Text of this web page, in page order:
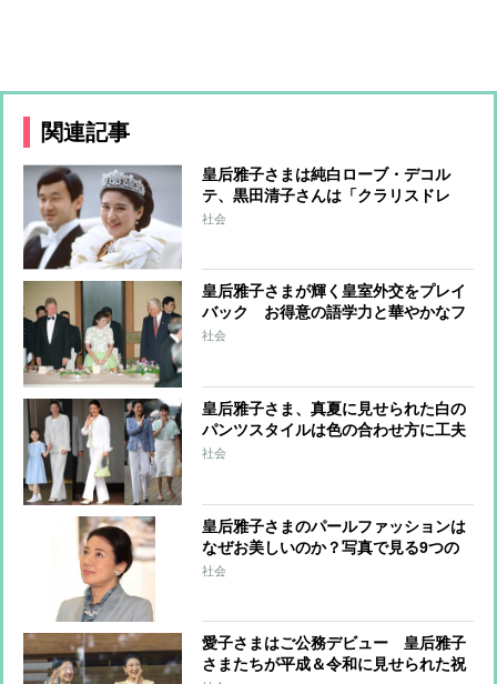
関連記事
皇后雅子さまは純白ローブ・デコル
テ、黒田清子さんは「クラリスドレ
ス」と話題に 女性皇族の華麗な
社会
皇后雅子さまが輝く皇室外交をプレイ
バック お得意の語学力と華やかなフ
ァッションに注目
社会
皇后雅子さま、真夏に見せられた白の
パンツスタイルは色の合わせ方に工夫
あり
社会
皇后雅子さまのパールファッションは
なぜお美しいのか？写真で見る9つの
コーデ
社会
愛子さまはご公務デビュー 皇后雅子
さまたちが平成＆令和に見せられた祝